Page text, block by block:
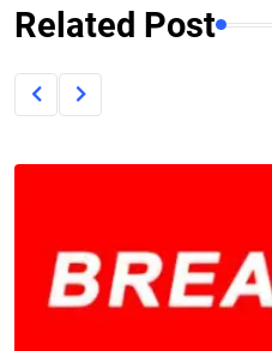
Related Post